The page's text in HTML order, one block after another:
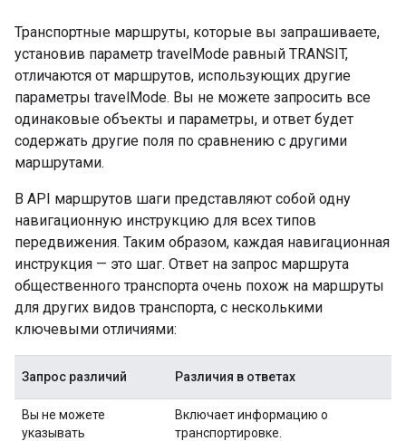
Транспортные маршруты, которые вы запрашиваете,
установив параметр travelMode равный TRANSIT,
отличаются от маршрутов, использующих другие
параметры travelMode. Вы не можете запросить все
одинаковые объекты и параметры, и ответ будет
содержать другие поля по сравнению с другими
маршрутами.
В API маршрутов шаги представляют собой одну
навигационную инструкцию для всех типов
передвижения. Таким образом, каждая навигационная
инструкция — это шаг. Ответ на запрос маршрута
общественного транспорта очень похож на маршруты
для других видов транспорта, с несколькими
ключевыми отличиями:
Запрос различий Различия в ответах
Вы не можете
указывать
Включает информацию о
транспортировке.